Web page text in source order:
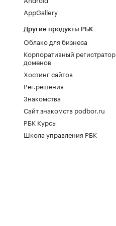
AppGallery
Другие продукты РБК
Облако для бизнеса
Корпоративный регистратор
доменов
Хостинг сайтов
Рег.решения
Знакомства
Сайт знакомств podbor.ru
РБК Курсы
Школа управления РБК